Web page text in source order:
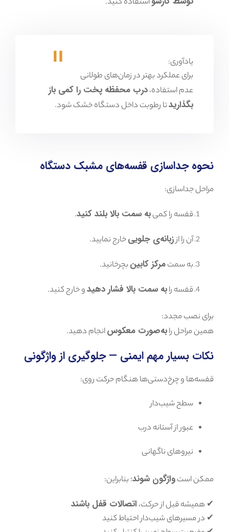
یادآوری:
برای عملکرد بهتر در زمان‌های طولانی
عدم استفاده،درب محفظه پخت را کمی باز
بگذاریدتا رطوبت داخل دستگاه خشک شود.
نحوه جداسازی قفسه‌های مشبک دستگاه
مراحل جداسازی:
قفسه را کمیبه سمت بالا بلند کنید.
آن را اززبانه‌ی جلوییخارج نمایید.
به سمتمرکز کابین بچرخانید.
قفسه رابه سمت بالا فشار دهیدو خارج کنید.
برای نصب مجدد:
همین مراحل رابه‌صورت معکوسانجام دهید.
نکات بسیار مهم ایمنی — جلوگیری از واژگونی
قفسه‌ها و چرخ‌دستی‌ها هنگام حرکت روی:
سطح شیب‌دار
عبور از آستانه درب
نیروهای ناگهانی
ممکن استواژگون شوند؛ بنابراین:
✔ همیشه قبل از حرکت، اتصالات قفل باشند
✔ در مسیرهای شیب‌دار احتیاط کنید